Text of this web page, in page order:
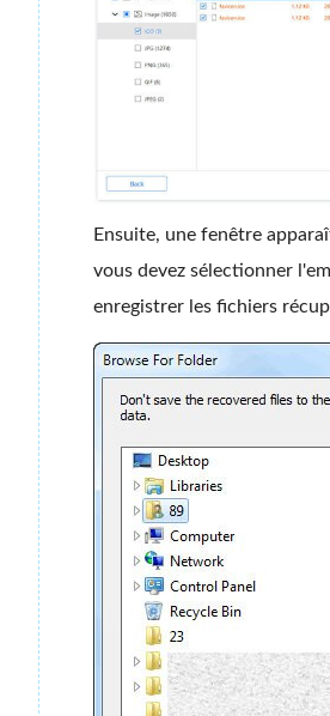
Ensuite, une fenêtre
vous devez sélectionner
enregistrer les fichiers